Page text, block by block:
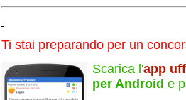
Ti stai preparando per un
Scarica l'app
per Android e